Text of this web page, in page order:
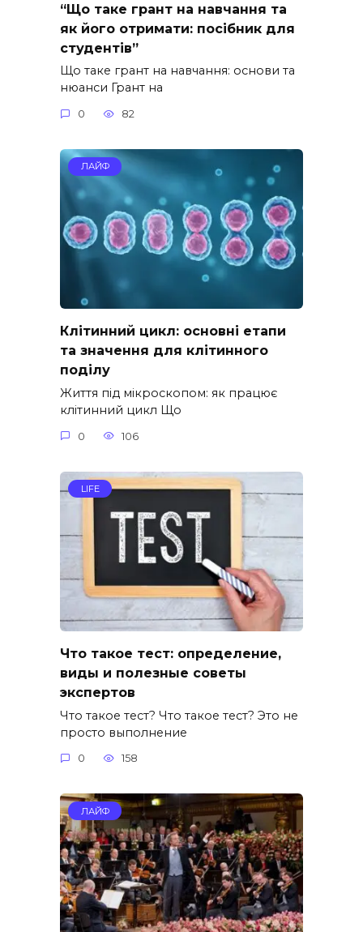
“Що таке грант на навчання та
як його отримати: посібник для
студентів”
Що таке грант на навчання: основи та
нюанси Грант на
0 82
ЛАЙФ
Клітинний цикл: основні етапи
та значення для клітинного
поділу
Життя під мікроскопом: як працює
клітинний цикл Що
0 106
LIFE
Что такое тест: определение,
виды и полезные советы
экспертов
Что такое тест? Что такое тест? Это не
просто выполнение
0 158
ЛАЙФ